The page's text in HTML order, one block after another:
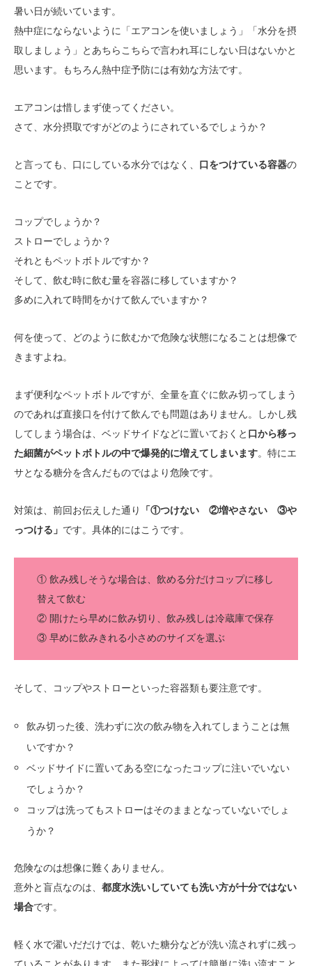
暑い日が続いています。
熱中症にならないように「エアコンを使いましょう」「水分を摂
取しましょう」とあちらこちらで言われ耳にしない日はないかと
思います。もちろん熱中症予防には有効な方法です。
エアコンは惜しまず使ってください。
さて、水分摂取ですがどのようにされているでしょうか？
と言っても、口にしている水分ではなく、 口をつけている容器の
ことです。
コップでしょうか？
ストローでしょうか？
それともペットボトルですか？
そして、飲む時に飲む量を容器に移していますか？
多めに入れて時間をかけて飲んでいますか？
何を使って、どのように飲むかで危険な状態になることは想像で
きますよね。
まず便利なペットボトルですが、全量を直ぐに飲み切ってしまう
のであれば直接口を付けて飲んでも問題はありません。しかし残
してしまう場合は、ベッドサイドなどに置いておくと 口から移っ
た細菌がペットボトルの中で爆発的に増えてしまいます。特にエ
サとなる糖分を含んだものではより危険です。
対策は、前回お伝えした通り 「①つけない ②増やさない ③や
っつける」 です。具体的にはこうです。
① 飲み残しそうな場合は、飲める分だけコップに移し
替えて飲む
② 開けたら早めに飲み切り、飲み残しは冷蔵庫で保存
③ 早めに飲みきれる小さめのサイズを選ぶ
そして、コップやストローといった容器類も要注意です。
飲み切った後、洗わずに次の飲み物を入れてしまうことは無
いですか？
ベッドサイドに置いてある空になったコップに注いでいない
でしょうか？
コップは洗ってもストローはそのままとなっていないでしょ
うか？
危険なのは想像に難くありません。
意外と盲点なのは、 都度水洗いしていても洗い方が十分ではない
場合です。
軽く水で濯いだだけでは、乾いた糖分などが洗い流されずに残っ
ていることがあります。また形状によっては簡単に洗い流すこと